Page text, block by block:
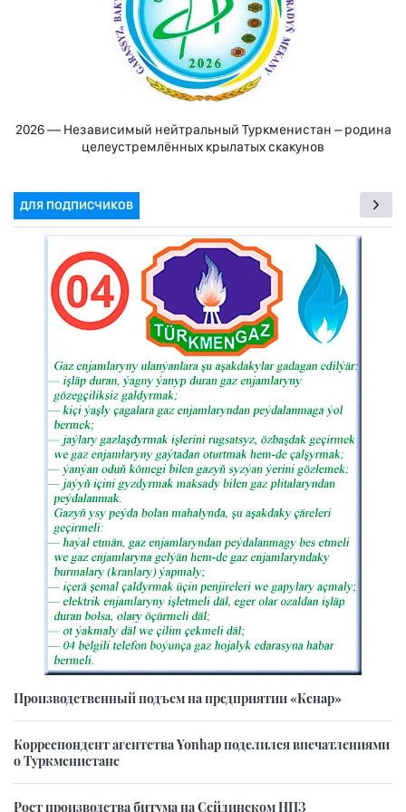
2026 — Независимый нейтральный Туркменистан – родина
целеустремлённых крылатых скакунов
ДЛЯ ПОДПИСЧИКОВ
Производственный подъем на предприятии «Кенар»
Корреспондент агентства Yonhap поделился впечатлениями
о Туркменистане
Рост производства битума на Сейдинском НПЗ